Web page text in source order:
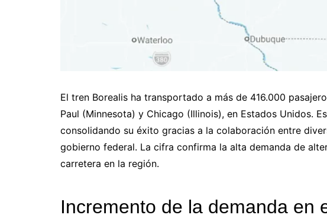
El tren Borealis ha transportado a más de 416.000
Paul (Minnesota) y Chicago (Illinois), en Estados Unidos.
consolidando su éxito gracias a la colaboración entre
gobierno federal. La cifra confirma la alta demanda de
carretera en la región.
Incremento de la demanda en